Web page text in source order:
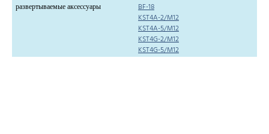
развертываемые аксессуары
BF-18
KST4A-2/M12
KST4A-5/M12
KST4G-2/M12
KST4G-5/M12